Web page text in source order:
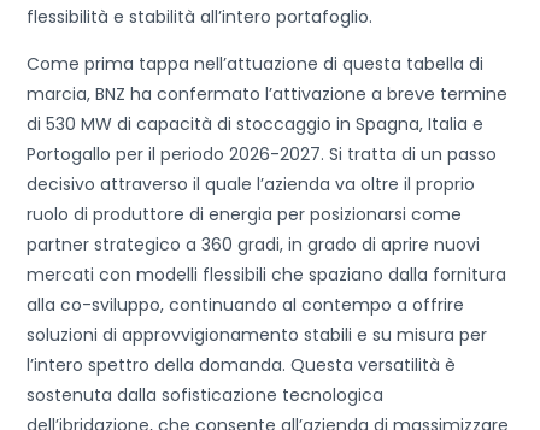
flessibilità e stabilità all’intero portafoglio.
Come prima tappa nell’attuazione di questa tabella di
marcia, BNZ ha confermato l’attivazione a breve termine
di 530 MW di capacità di stoccaggio in Spagna, Italia e
Portogallo per il periodo 2026-2027. Si tratta di un passo
decisivo attraverso il quale l’azienda va oltre il proprio
ruolo di produttore di energia per posizionarsi come
partner strategico a 360 gradi, in grado di aprire nuovi
mercati con modelli flessibili che spaziano dalla fornitura
alla co-sviluppo, continuando al contempo a offrire
soluzioni di approvvigionamento stabili e su misura per
l’intero spettro della domanda. Questa versatilità è
sostenuta dalla sofisticazione tecnologica
dell’ibridazione, che consente all’azienda di massimizzare